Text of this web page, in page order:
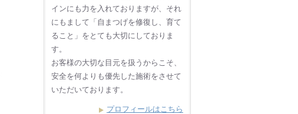
インにも力を入れておりますが、それ
にもまして「自まつげを修復し、育て
ること」をとても大切にしておりま
す。
お客様の大切な目元を扱うからこそ、
安全を何よりも優先した施術をさせて
いただいております。
プロフィールはこちら